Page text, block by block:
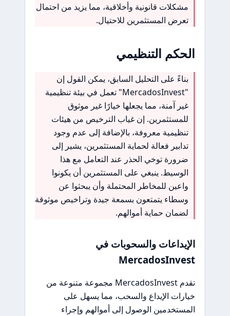
مشكلات قانونية وأخلاقية، مما يزيد من احتمال
تعرض المستثمرين للاحتيال.
الحكم التنظيمي
بناءً على التحليل السابق، يمكن القول إن
"MercadosInvest" تعمل في بيئة تنظيمية
غير آمنة، مما يجعلها خيارًا غير موثوق
للمستثمرين. إن غياب الترخيص من هيئات
تنظيمية معروفة، بالإضافة إلى عدم وجود
تدابير فعالة لحماية المستثمرين، يشير إلى
ضرورة توخي الحذر عند التعامل مع هذا
الوسيط. ينبغي على المستثمرين أن يكونوا
واعين للمخاطر المحتملة وأن يبحثوا عن
وسطاء يتمتعون بسمعة جيدة وتراخيص موثوقة
لضمان حماية أموالهم.
الإيداعات والسحوبات في
MercadosInvest
تقدم MercadosInvest مجموعة متنوعة من
خيارات الإيداع والسحب، مما يسهل على
المستخدمين الوصول إلى أموالهم وإجراء